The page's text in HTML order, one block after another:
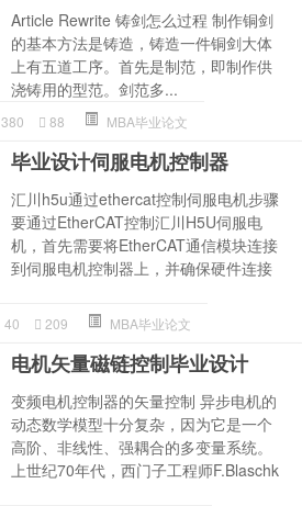
Article Rewrite 铸剑怎么过程 制作铜剑
的基本方法是铸造，铸造一件铜剑大体
上有五道工序。首先是制范，即制作供
浇铸用的型范。剑范多...
380 88 MBA毕业论文
毕业设计伺服电机控制器
汇川h5u通过ethercat控制伺服电机步骤
要通过EtherCAT控制汇川H5U伺服电
机，首先需要将EtherCAT通信模块连接
到伺服电机控制器上，并确保硬件连接
40 209 MBA毕业论文
电机矢量磁链控制毕业设计
变频电机控制器的矢量控制 异步电机的
动态数学模型十分复杂，因为它是一个
高阶、非线性、强耦合的多变量系统。
上世纪70年代，西门子工程师F.Blaschk